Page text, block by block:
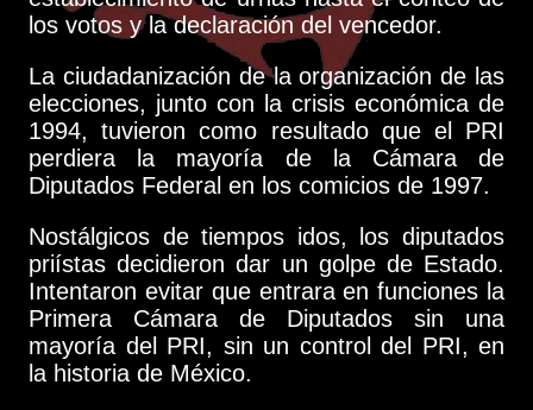
los votos y la declaración del vencedor.
La ciudadanización de la organización de las
elecciones, junto con la crisis económica de
1994, tuvieron como resultado que el PRI
perdiera la mayoría de la Cámara de
Diputados Federal en los comicios de 1997.
Nostálgicos de tiempos idos, los diputados
priístas decidieron dar un golpe de Estado.
Intentaron evitar que entrara en funciones la
Primera Cámara de Diputados sin una
mayoría del PRI, sin un control del PRI, en
la historia de México.